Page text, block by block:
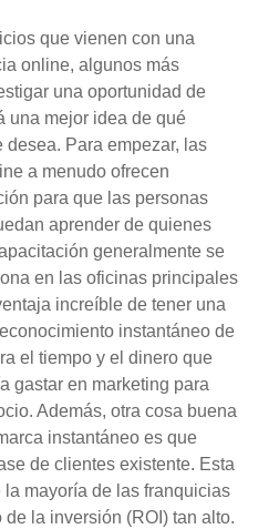
que vienen con una
online, algunos más
una oportunidad de
una mejor idea de qué
Para empezar, las
a menudo ofrecen
para que las personas
aprender de quienes
generalmente se
en las oficinas principales
increíble de tener una
instantáneo de
el tiempo y el dinero que
gastar en marketing para
Además, otra cosa buena
instantáneo es que
de clientes existente. Esta
mayoría de las franquicias
la inversión (ROI) tan alto.